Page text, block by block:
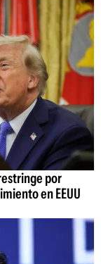
por
en EEUU